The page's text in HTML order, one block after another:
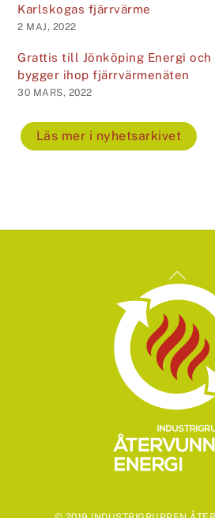
Karlskogas fjärrvärme
2 MAJ, 2022
Grattis till Jönköping Energi och
bygger ihop fjärrvärmenäten
30 MARS, 2022
Läs mer i nyhetsarkivet
Back
Top